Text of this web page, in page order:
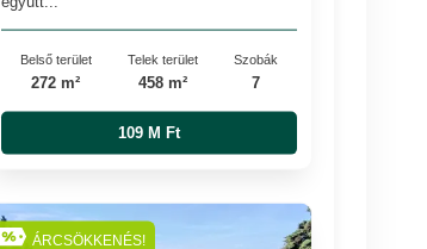
Belső terület
272 m²
Telek terület
458 m²
Szobák
7
109 M Ft
ÁRCSÖKKENÉS!